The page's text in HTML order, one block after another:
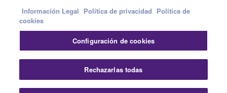
Consumer
Contacte con nosotrosTerminos de uso
Politica de privacidad
Política de cookies
© Yamaha Corporation.
Información Legal Politica de privacidad Política de
cookies
Configuración de cookies
Rechazarlas todas